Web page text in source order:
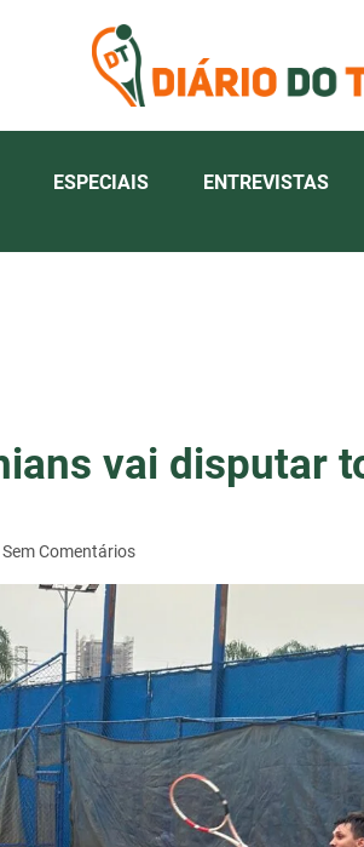
ESPECIAIS ENTREVISTAS
vai disputar
Sem Comentários